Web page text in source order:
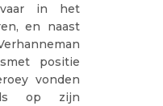
in het
en naast
positie
vonden
op zijn